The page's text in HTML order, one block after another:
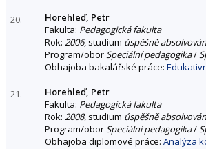
20.
Horehleď, Petr
Fakulta: Pedagogická fakulta
Rok: 2006, studium úspěšně
Program/oborSpeciální pedagogika/
Obhajoba bakalářské práce:
21.
Horehleď, Petr
Fakulta: Pedagogická fakulta
Rok: 2008, studium úspěšně
Program/oborSpeciální pedagogika/
Obhajoba diplomové práce: Analýza